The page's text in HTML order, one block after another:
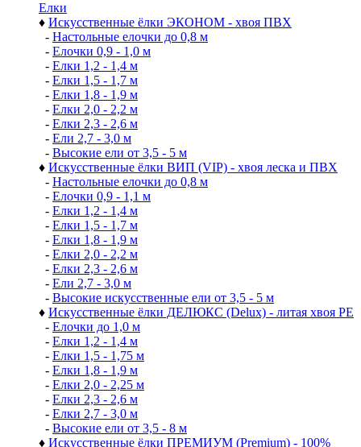
Елки
♦ Искусственные ёлки ЭКОНОМ - хвоя ПВХ
- Настольные елочки до 0,8 м
- Елочки 0,9 - 1,0 м
- Елки 1,2 - 1,4 м
- Елки 1,5 - 1,7 м
- Елки 1,8 - 1,9 м
- Елки 2,0 - 2,2 м
- Елки 2,3 - 2,6 м
- Ели 2,7 - 3,0 м
- Высокие ели от 3,5 - 5 м
♦ Искусственные ёлки ВИП (VIP) - хвоя леска и ПВХ
- Настольные елочки до 0,8 м
- Елочки 0,9 - 1,1 м
- Елки 1,2 - 1,4 м
- Елки 1,5 - 1,7 м
- Елки 1,8 - 1,9 м
- Елки 2,0 - 2,2 м
- Елки 2,3 - 2,6 м
- Ели 2,7 - 3,0 м
- Высокие искусственные ели от 3,5 - 5 м
♦ Искусственные ёлки ДЕЛЮКС (Delux) - литая хвоя РЕ
- Елочки до 1,0 м
- Елки 1,2 - 1,4 м
- Елки 1,5 - 1,75 м
- Елки 1,8 - 1,9 м
- Елки 2,0 - 2,25 м
- Елки 2,3 - 2,6 м
- Елки 2,7 - 3,0 м
- Высокие ели от 3,5 - 8 м
♦ Искусственные ёлки ПРЕМИУМ (Premium) - 100%